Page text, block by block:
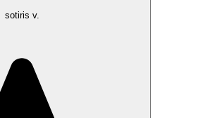
sotiris v.